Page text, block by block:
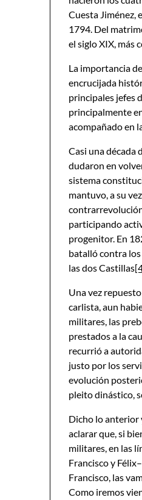
Cuesta Jiménez,
1794. Del
el siglo XIX, más
La importancia
encrucijada
principales jefes
principalmente
acompañado en
Casi una década
dudaron en
sistema
mantuvo, a su
participando
progenitor. En
batalló contra
las dos Castillas
Una vez
carlista, aun
militares, las
prestados a la
recurrió a
justo por los
evolución
pleito dinástico,
Dicho lo anterior
aclarar que, si
militares, en las
Francisco y
Francisco, las
Como iremos